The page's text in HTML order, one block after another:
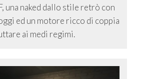
una naked dallo stile retrò con
ed un motore ricco di coppia
ai medi regimi.